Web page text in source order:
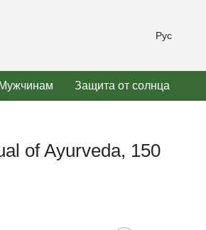
Рус
Мужчинам Защита от солнца
of Ayurveda, 150